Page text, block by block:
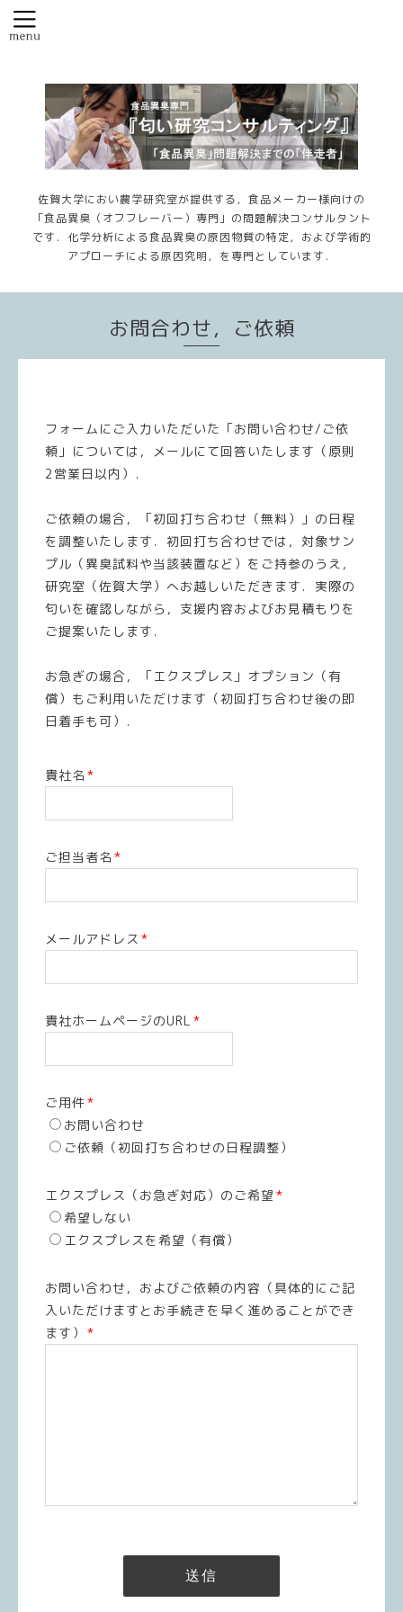
佐賀大学におい農学研究室が提供する，食品メーカー様向けの
「食品異臭（オフフレーバー）専門」の問題解決コンサルタント
です．化学分析による食品異臭の原因物質の特定，および学術的
アプローチによる原因究明，を専門としています．
お問合わせ，ご依頼
フォームにご入力いただいた「お問い合わせ/ご依
頼」については，メールにて回答いたします（原則
2営業日以内）．
ご依頼の場合，「初回打ち合わせ（無料）」の日程
を調整いたします．初回打ち合わせでは，対象サン
プル（異臭試料や当該装置など）をご持参のうえ，
研究室（佐賀大学）へお越しいただきます．実際の
匂いを確認しながら，支援内容およびお見積もりを
ご提案いたします．
お急ぎの場合，「エクスプレス」オプション（有
償）もご利用いただけます（初回打ち合わせ後の即
日着手も可）．
貴社名 *
ご担当者名 *
メールアドレス *
貴社ホームページのURL *
ご用件*
お問い合わせ
ご依頼（初回打ち合わせの日程調整）
エクスプレス（お急ぎ対応）のご希望 *
希望しない
エクスプレスを希望（有償）
お問い合わせ，およびご依頼の内容（具体的にご記
入いただけますとお手続きを早く進めることができ
ます） *